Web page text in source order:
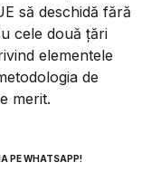
să deschidă fără
cele două țări
elementele
de
merit.
PE WHATSAPP!